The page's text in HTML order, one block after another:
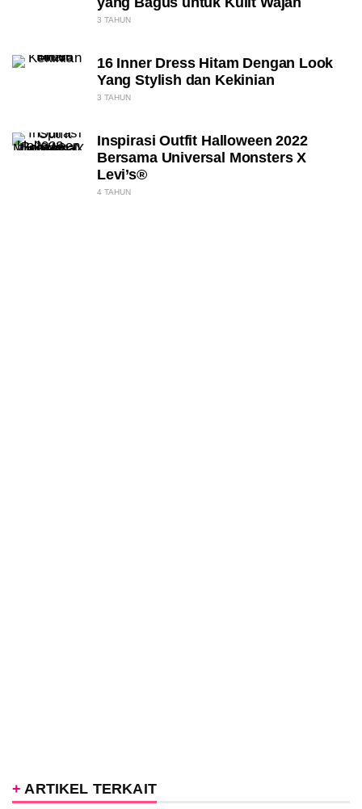
3 TAHUN
16 Inner Dress Hitam Dengan Look
Yang Stylish dan Kekinian
3 TAHUN
Inspirasi Outfit Halloween 2022
Bersama Universal Monsters X
Levi’s®
4 TAHUN
ARTIKEL TERKAIT